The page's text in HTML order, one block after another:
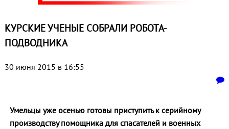
КУРСКИЕ УЧЕНЫЕ СОБРАЛИ РОБОТА-
ПОДВОДНИКА
30 июня 2015 в 16:55
Умельцы уже осенью готовы приступить к серийному
производству помощника для спасателей и военных